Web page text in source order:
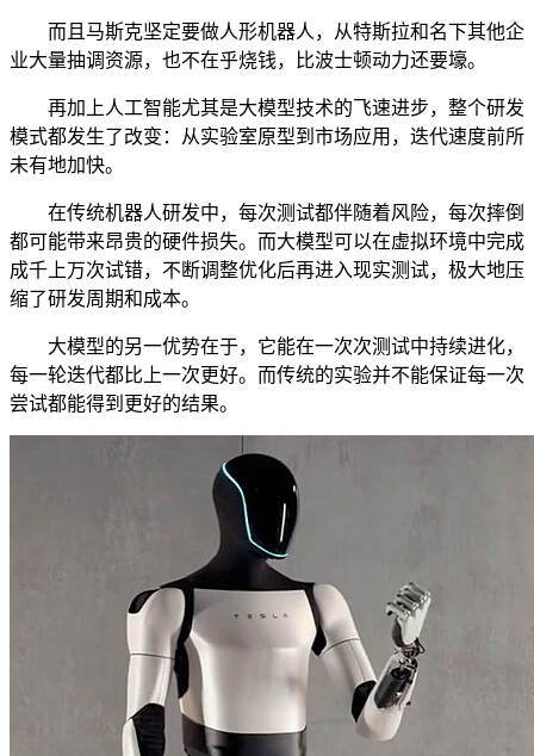
而且马斯克坚定要做人形机器人，从特斯拉和名下其他企
业大量抽调资源，也不在乎烧钱，比波士顿动力还要壕。
再加上人工智能尤其是大模型技术的飞速进步，整个研发
模式都发生了改变：从实验室原型到市场应用，迭代速度前所
未有地加快。
在传统机器人研发中，每次测试都伴随着风险，每次摔倒
都可能带来昂贵的硬件损失。而大模型可以在虚拟环境中完成
成千上万次试错，不断调整优化后再进入现实测试，极大地压
缩了研发周期和成本。
大模型的另一优势在于，它能在一次次测试中持续进化，
每一轮迭代都比上一次更好。而传统的实验并不能保证每一次
尝试都能得到更好的结果。